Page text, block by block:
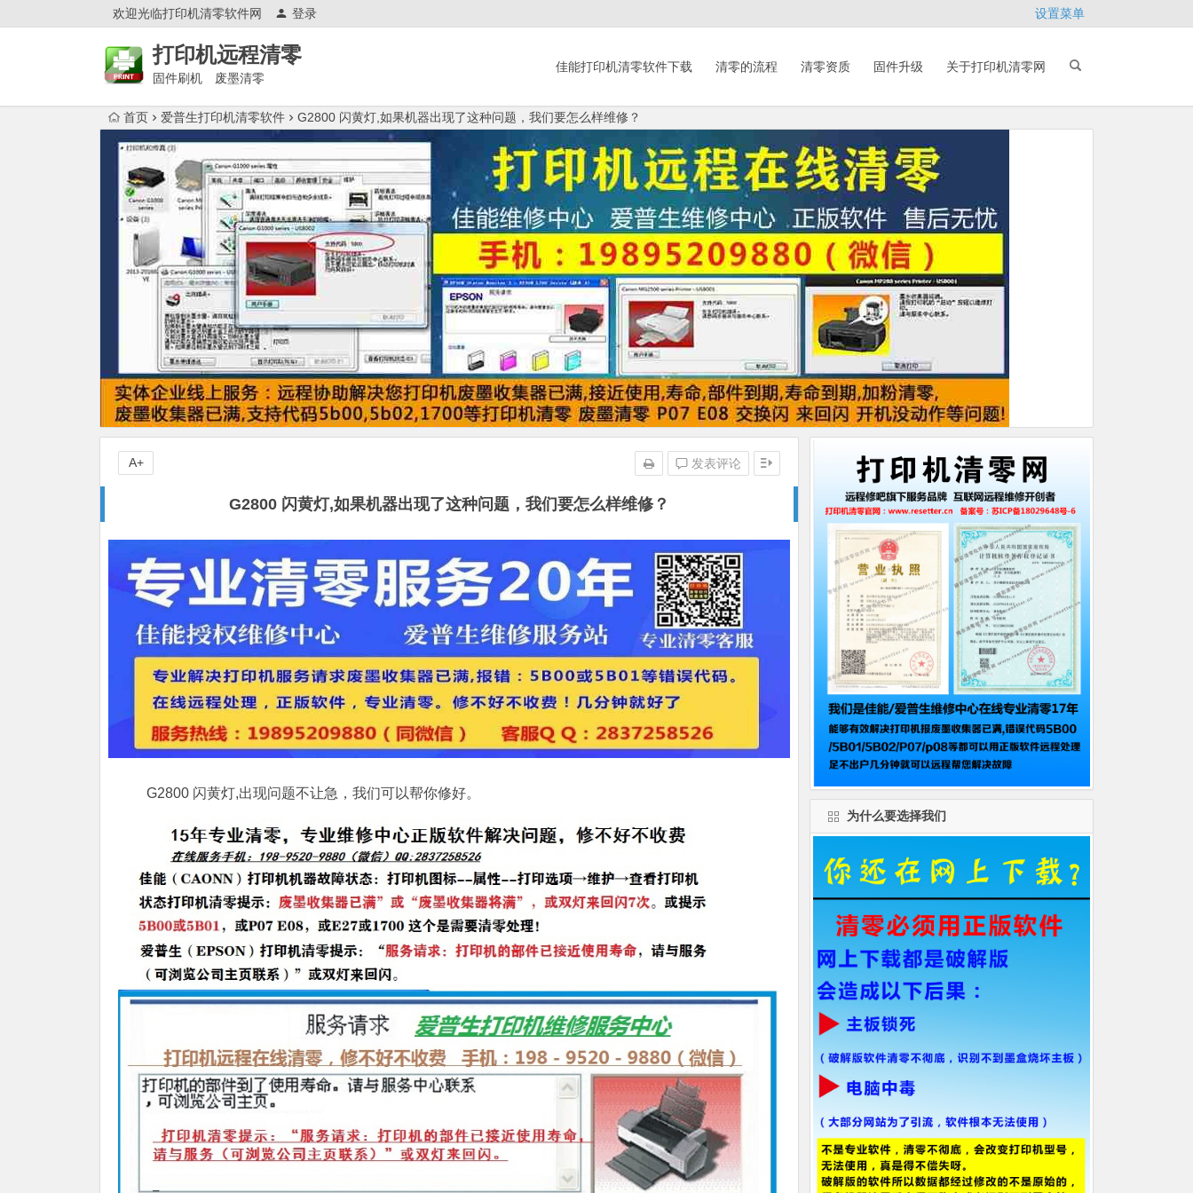
欢迎光临打印机清零软件网 登录 设置菜单
打印机远程清零
固件刷机 废墨清零
佳能打印机清零软件下载 清零的流程 清零资质 固件升级 关于打印机清零网
首页 爱普生打印机清零软件 G2800 闪黄灯,如果机器出现了这种问题，我们要怎么样维修？
G2800 闪黄灯,如果机器出现了这种问题，我们要怎么样维修？
发表评论
A+
G2800 闪黄灯,出现问题不让急，我们可以帮你修好。
为什么要选择我们